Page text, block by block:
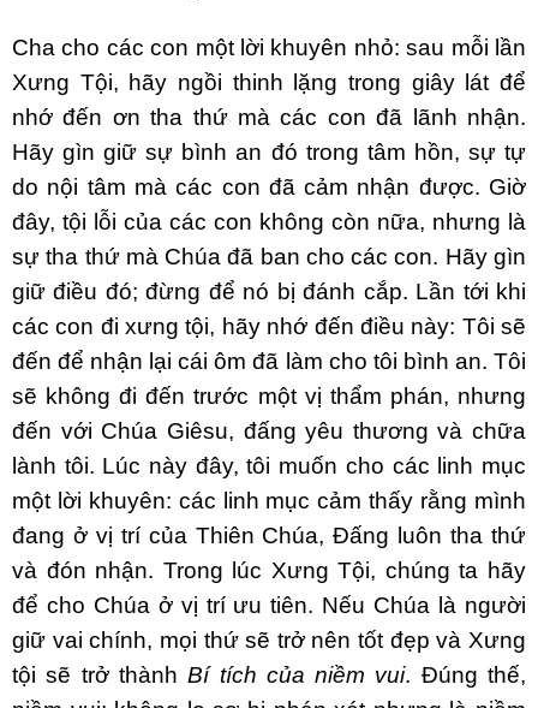
Cha cho các con một lời khuyên nhỏ: sau mỗi lần
Xưng Tội, hãy ngồi thinh lặng trong giây lát để
nhớ đến ơn tha thứ mà các con đã lãnh nhận.
Hãy gìn giữ sự bình an đó trong tâm hồn, sự tự
do nội tâm mà các con đã cảm nhận được. Giờ
đây, tội lỗi của các con không còn nữa, nhưng là
sự tha thứ mà Chúa đã ban cho các con. Hãy gìn
giữ điều đó; đừng để nó bị đánh cắp. Lần tới khi
các con đi xưng tội, hãy nhớ đến điều này: Tôi sẽ
đến để nhận lại cái ôm đã làm cho tôi bình an. Tôi
sẽ không đi đến trước một vị thẩm phán, nhưng
đến với Chúa Giêsu, đấng yêu thương và chữa
lành tôi. Lúc này đây, tôi muốn cho các linh mục
một lời khuyên: các linh mục cảm thấy rằng mình
đang ở vị trí của Thiên Chúa, Đấng luôn tha thứ
và đón nhận. Trong lúc Xưng Tội, chúng ta hãy
để cho Chúa ở vị trí ưu tiên. Nếu Chúa là người
giữ vai chính, mọi thứ sẽ trở nên tốt đẹp và Xưng
tội sẽ trở thànhBí tích của niềm vui. Đúng thế,